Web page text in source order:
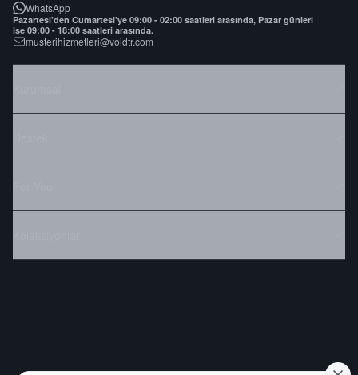
WhatsApp
Pazartesi’den Cumartesi’ye 09:00 - 02:00 saatleri arasında, Pazar günleri
ise 09:00 - 18:00 saatleri arasında.
musterihizmetleri@voidtr.com